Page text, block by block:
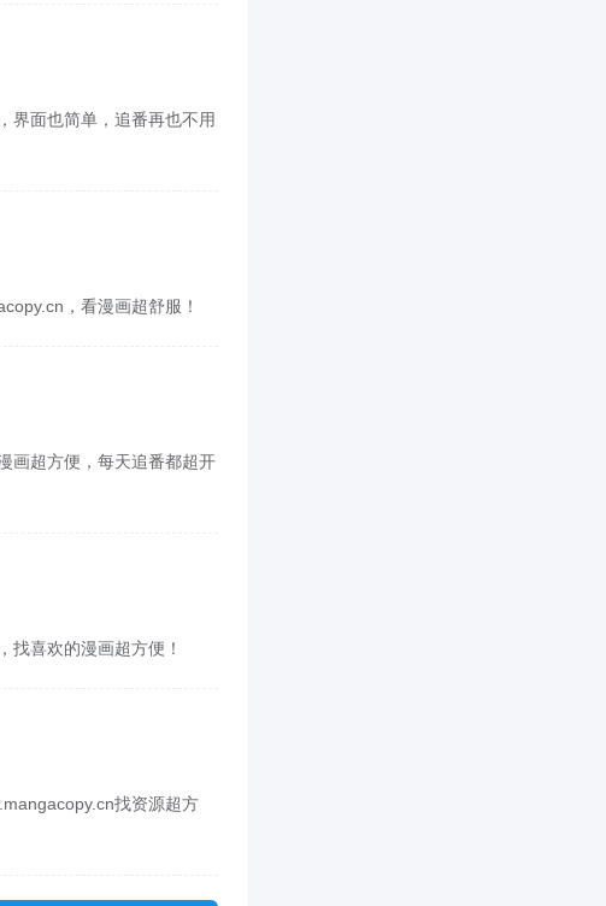
界面也简单，追番再也不用
，看漫画超舒服！
画超方便，每天追番都超开
找喜欢的漫画超方便！
找资源超方